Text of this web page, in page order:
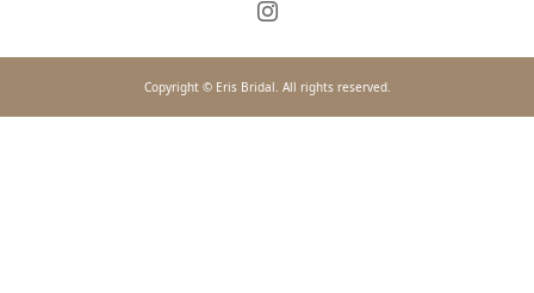
Copyright © Eris Bridal. All rights reserved.